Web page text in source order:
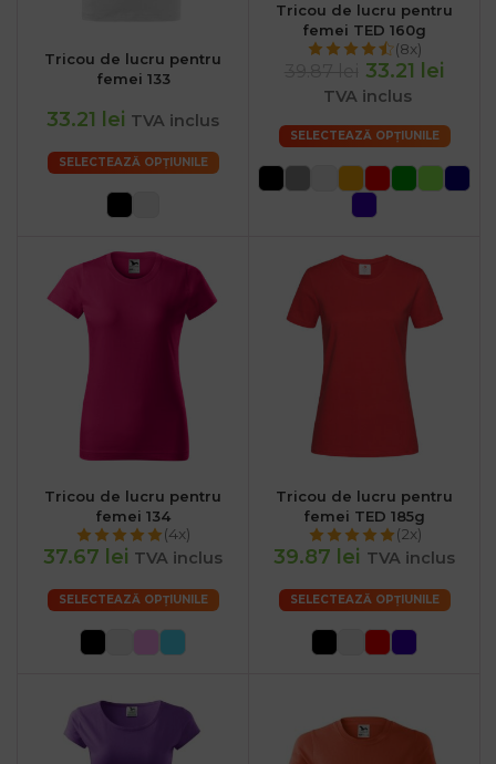
Tricou de lucru pentru
femei 133
33.21 lei TVA inclus
SELECTEAZĂ OPȚIUNILE
Tricou de lucru pentru
femei TED 160g
(8x)
33.21 lei
TVA inclus
SELECTEAZĂ OPȚIUNILE
Tricou de lucru pentru
femei 134
(4x)
37.67 lei TVA inclus
SELECTEAZĂ OPȚIUNILE
Tricou de lucru pentru
femei TED 185g
(2x)
39.87 lei TVA inclus
SELECTEAZĂ OPȚIUNILE